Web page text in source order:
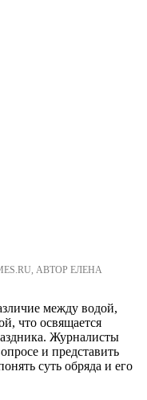
АВТОР ЕЛЕНА
между водой,
что освящается
Журналисты
и представить
суть обряда и его